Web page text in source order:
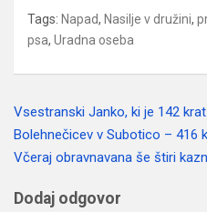
Tags: Napad, Nasilje v družini,
psa, Uradna oseba
Navigacija
prispevka
Vsestranski Janko, ki je 142
Bolehnečicev v Subotico – 416
Včeraj obravnavana še štiri
Dodaj odgovor